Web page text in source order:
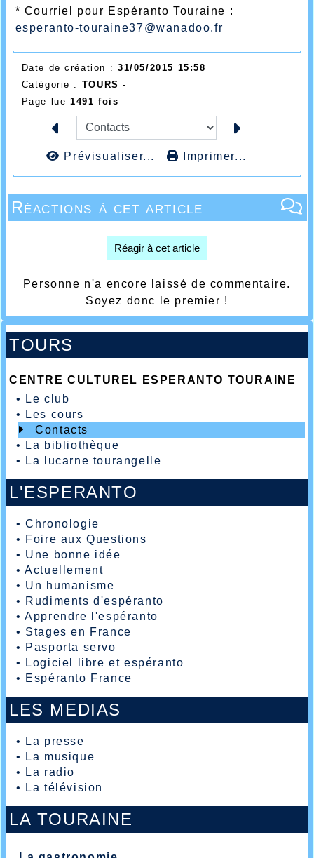
TOURS
CENTRE CULTUREL ESPERANTO TOURAINE
•
Le club
•
Les cours
Contacts
•
La bibliothèque
•
La lucarne tourangelle
L'ESPERANTO
•Chronologie
• Foire aux Questions
• Une bonne idée
•Actuellement
• Un humanisme
• Rudiments d'espéranto
•Apprendre l'espéranto
• Stages en France
• Pasporta servo
•
Logiciel libre et espéranto
• Espéranto France
LES MEDIAS
•
La presse
•
La musique
•
La radio
•
La télévision
LA TOURAINE
* Courriel pour Espéranto Touraine :
esperanto-touraine37@wanadoo.fr
Date de création : 31/05/2015 15:58
Catégorie : TOURS -
Page lue 1491 fois
Prévisualiser... Imprimer...
Réactions à cet article
Réagir à cet article
Personne n'a encore laissé de commentaire.
Soyez donc le premier !